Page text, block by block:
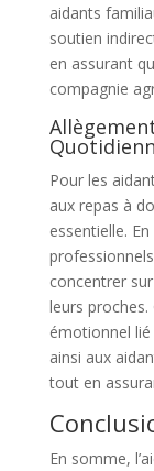
aidants
soutien
en assurant
compagnie
Pour les
aux repas à
essentielle.
concentrer
leurs
émotionnel
ainsi aux
tout en
En somme,